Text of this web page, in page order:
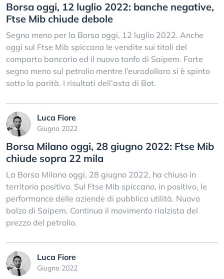
Borsa oggi, 12 luglio 2022: banche negative,
Ftse Mib chiude debole
Segno meno per la Borsa oggi, 12 luglio 2022. Anche
oggi sul Ftse Mib spiccano le vendite sui titoli del
comparto bancario ed il nuovo tonfo di Saipem. Forte
segno meno sul petrolio mentre l’eurodollaro si è spinto
sotto la parità. I risultati dell’asta di Bot.
Luca Fiore
Giugno 2022
Borsa Milano oggi, 28 giugno 2022: Ftse Mib
chiude sopra 22 mila
La Borsa Milano oggi, 28 giugno 2022, ha chiuso in
territorio positivo. Sul Ftse Mib spiccano, in positivo, le
performance delle aziende di pubblica utilità. Nuovo
balzo di Saipem. Continua il movimento rialzista del
prezzo del petrolio.
Luca Fiore
Giugno 2022